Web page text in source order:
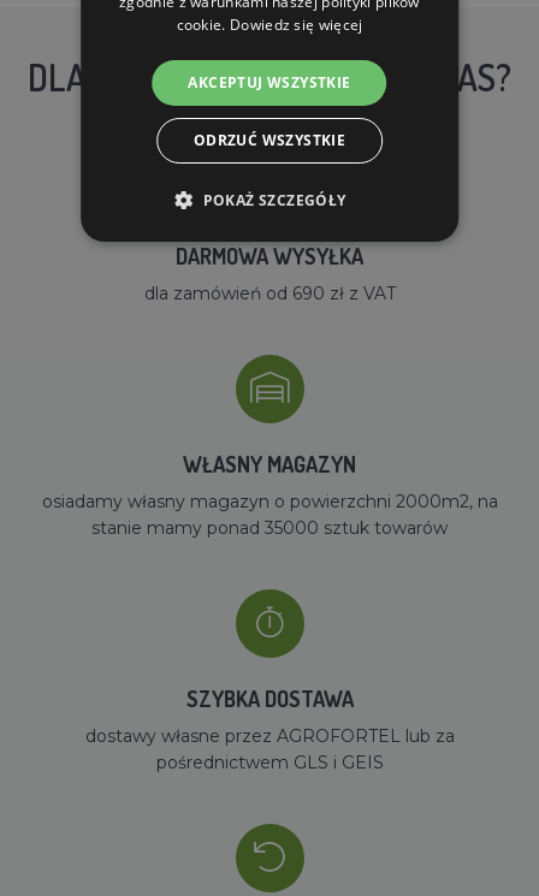
DLACZEGO WARTO KUPIĆ U NAS?
DARMOWA WYSYŁKA
dla zamówień od 690 zł z VAT
WŁASNY MAGAZYN
osiadamy własny magazyn o powierzchni 2000m2, na
stanie mamy ponad 35000 sztuk towarów
SZYBKA DOSTAWA
dostawy własne przez AGROFORTEL lub za
pośrednictwem GLS i GEIS
cookie. Dowiedz się więcej
AKCEPTUJ WSZYSTKIE
ODRZUĆ WSZYSTKIE
POKAŻ SZCZEGÓŁY